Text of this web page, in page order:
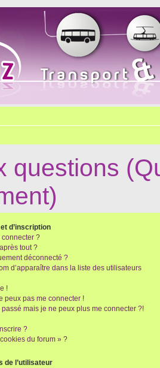
questions
d’inscription
connecter ?
tout ?
déconnecté ?
d’apparaître dans la liste des utilisateurs
!
peux pas me connecter !
mais je ne peux plus me connecter ?!
?
du forum » ?
de l’utilisateur